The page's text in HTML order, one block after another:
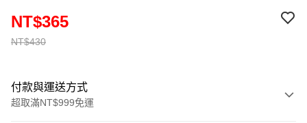
NT$430
NT$365
付款與運送方式
超取滿NT$999免運